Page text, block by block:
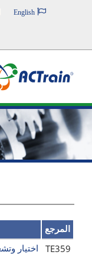
English
المرجع
TE359
اختيار